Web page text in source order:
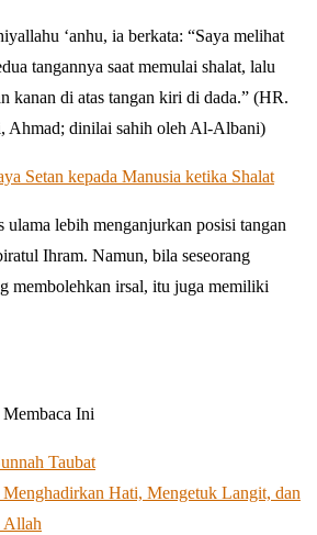
‘anhu, ia berkata: “Saya melihat
kanan di atas tangan kiri di dada.” (HR.
Ahmad; dinilai sahih oleh Al-Albani)
Setan kepada Manusia ketika Shalat
ulama lebih menganjurkan posisi tangan
Ihram. Namun, bila seseorang
membolehkan irsal, itu juga memiliki
Ini
Taubat
Hati, Mengetuk Langit, dan
Allah